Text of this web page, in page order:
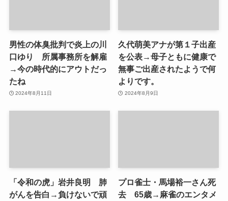
男性の体臭批判で炎上の川
口ゆり 所属事務所を解雇
→今の時代的にアウトだっ
たね
2024年8月11日
久代萌美アナが第１子出産
を公表→母子ともに健康で
無事ご出産されたようで何
よりです。
2024年8月9日
「令和の虎」岩井良明 肺
がんを告白→負けないで頑
プロ雀士・馬場裕一さん死
去 65歳→麻雀のエンタメ